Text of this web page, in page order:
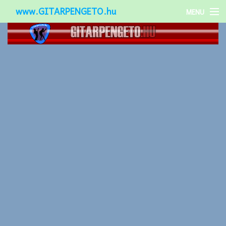
www.GITARPENGETO.hu MENU
Népszerű-